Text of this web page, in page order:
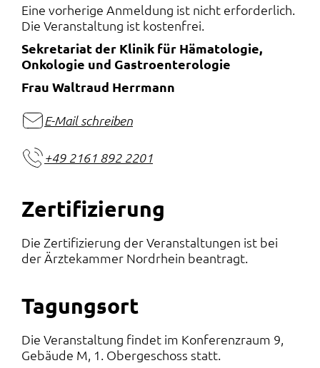
Eine vorherige Anmeldung ist nicht erforderlich.
Die Veranstaltung ist kostenfrei.
Sekretariat der Klinik für Hämatologie,
Onkologie und Gastroenterologie
Frau Waltraud Herrmann
E-Mail schreiben
+49 2161 892 2201
Zertifizierung
Die Zertifizierung der Veranstaltungen ist bei
der Ärztekammer Nordrhein beantragt.
Tagungsort
Die Veranstaltung findet im Konferenzraum 9,
Gebäude M, 1. Obergeschoss statt.